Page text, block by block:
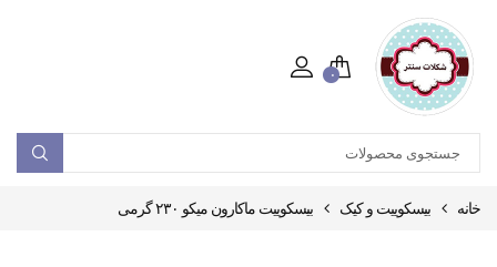
۰
خانه بیسکوییت و کیک بیسکوییت ماکارون میکو ۲۳۰ گرمی